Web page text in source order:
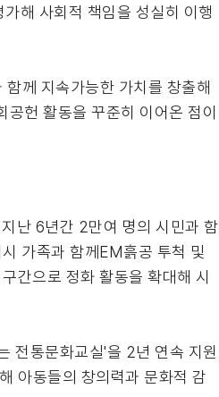
해 사회적 책임을 성실히 이행
께 지속가능한 가치를 창출해
헌 활동을 꾸준히 이어온 점이
난 6년간 2만여 명의 시민과 함
가족과 함께EM흙공 투척 및
간으로 정화 활동을 확대해 시
전통문화교실'을 2년 연속 지원
아동들의 창의력과 문화적 감